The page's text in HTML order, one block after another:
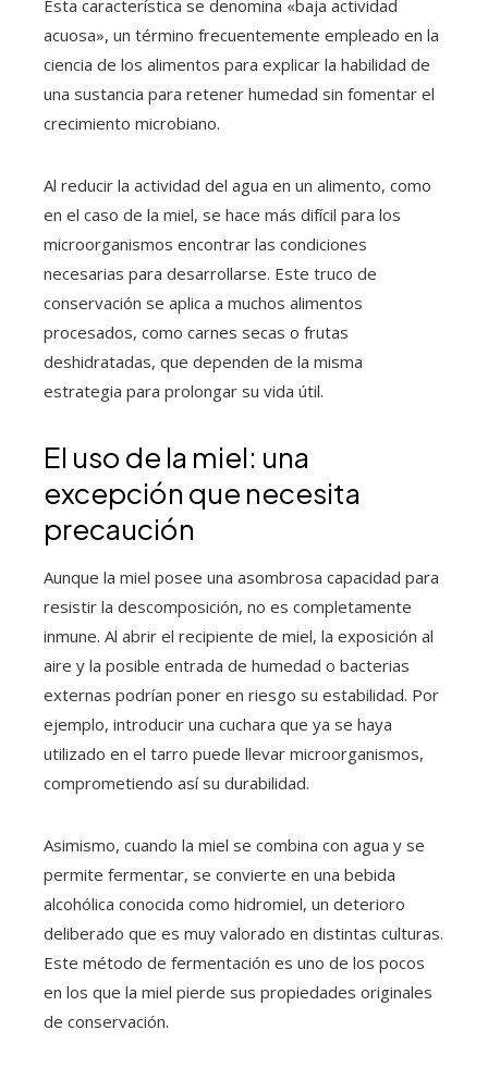
Esta característica se denomina «baja actividad
acuosa», un término frecuentemente empleado en la
ciencia de los alimentos para explicar la habilidad de
una sustancia para retener humedad sin fomentar el
crecimiento microbiano.
Al reducir la actividad del agua en un alimento, como
en el caso de la miel, se hace más difícil para los
microorganismos encontrar las condiciones
necesarias para desarrollarse. Este truco de
conservación se aplica a muchos alimentos
procesados, como carnes secas o frutas
deshidratadas, que dependen de la misma
estrategia para prolongar su vida útil.
El uso de la miel: una
excepción que necesita
precaución
Aunque la miel posee una asombrosa capacidad para
resistir la descomposición, no es completamente
inmune. Al abrir el recipiente de miel, la exposición al
aire y la posible entrada de humedad o bacterias
externas podrían poner en riesgo su estabilidad. Por
ejemplo, introducir una cuchara que ya se haya
utilizado en el tarro puede llevar microorganismos,
comprometiendo así su durabilidad.
Asimismo, cuando la miel se combina con agua y se
permite fermentar, se convierte en una bebida
alcohólica conocida como hidromiel, un deterioro
deliberado que es muy valorado en distintas culturas.
Este método de fermentación es uno de los pocos
en los que la miel pierde sus propiedades originales
de conservación.